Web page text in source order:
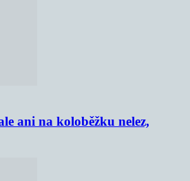
ani na koloběžku nelez,